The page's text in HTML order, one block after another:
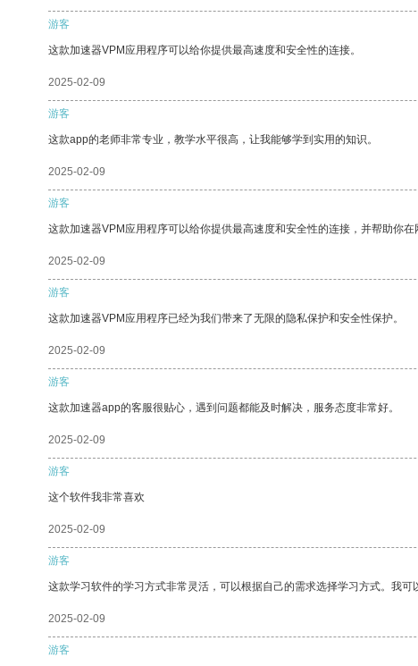
游客
这款加速器VPM应用程序可以给你提供最高速度和安全性的连接。
2025-02-09
游客
这款app的老师非常专业，教学水平很高，让我能够学到实用的知识。
2025-02-09
游客
这款加速器VPM应用程序可以给你提供最高速度和安全性的连接，并帮助你在
2025-02-09
游客
这款加速器VPM应用程序已经为我们带来了无限的隐私保护和安全性保护。
2025-02-09
游客
这款加速器app的客服很贴心，遇到问题都能及时解决，服务态度非常好。
2025-02-09
游客
这个软件我非常喜欢
2025-02-09
游客
这款学习软件的学习方式非常灵活，可以根据自己的需求选择学习方式。我可
2025-02-09
游客